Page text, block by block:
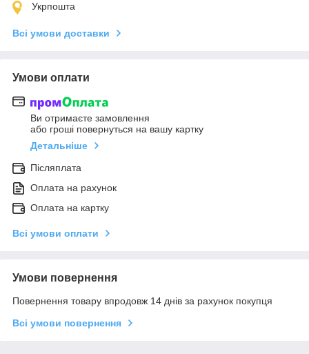
Укрпошта
Всі умови доставки
Умови оплати
Ви отримаєте замовлення
або гроші повернуться на вашу картку
Детальніше
Післяплата
Оплата на рахунок
Оплата на картку
Всі умови оплати
Умови повернення
Повернення товару впродовж 14 днів за рахунок покупця
Всі умови повернення